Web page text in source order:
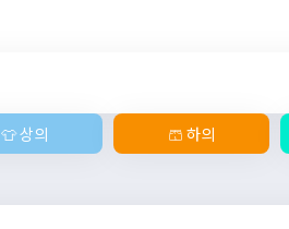
👕 상의 🩳 하의